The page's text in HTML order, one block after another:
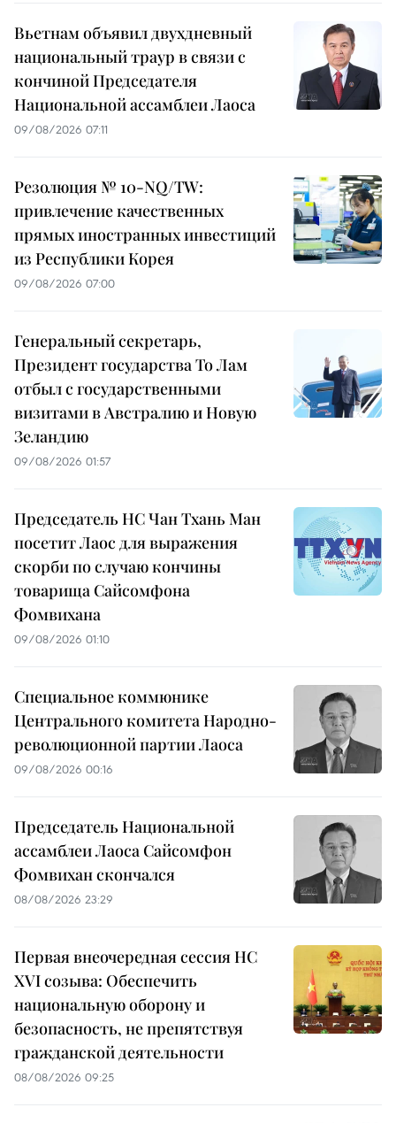
Вьетнам объявил двухдневный
национальный траур в связи с
кончиной Председателя
Национальной ассамблеи Лаоса
09/08/2026 07:11
Резолюция № 10-NQ/TW:
привлечение качественных
прямых иностранных инвестиций
из Республики Корея
09/08/2026 07:00
Генеральный секретарь,
Президент государства То Лам
отбыл с государственными
визитами в Австралию и Новую
Зеландию
09/08/2026 01:57
Председатель НС Чан Тхань Ман
посетит Лаос для выражения
скорби по случаю кончины
товарища Сайсомфона
Фомвихана
09/08/2026 01:10
Специальное коммюнике
Центрального комитета Народно-
революционной партии Лаоса
09/08/2026 00:16
Председатель Национальной
ассамблеи Лаоса Сайсомфон
Фомвихан скончался
08/08/2026 23:29
Первая внеочередная сессия НС
XVI созыва: Обеспечить
национальную оборону и
безопасность, не препятствуя
гражданской деятельности
08/08/2026 09:25